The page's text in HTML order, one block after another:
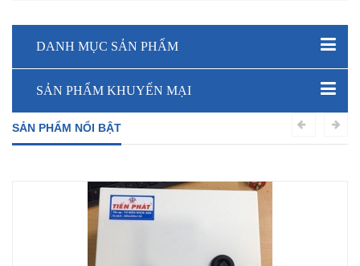
DANH MỤC SẢN PHẨM
SẢN PHẨM KHUYẾN MẠI
SẢN PHẨM NỔI BẬT